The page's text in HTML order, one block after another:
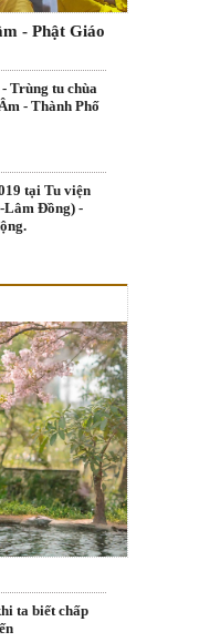
- Phật Giáo
Trùng tu chùa
- Thành Phố
tại Tu viện
Lâm Đồng) -
ta biết chấp